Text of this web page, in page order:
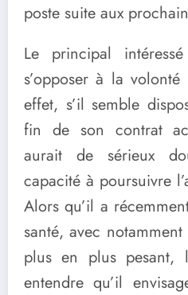
poste suite aux
Le principal
s’opposer à la
effet, s’il semble
fin de son contrat
aurait de sérieux
capacité à poursuivre
Alors qu’il a
santé, avec
plus en plus pesant,
entendre qu’il